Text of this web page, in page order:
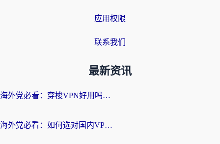
应用权限
联系我们
最新资讯
海外党必看：穿梭VPN好用吗？和云帆VPN对比哪个回国效果更好？附真实测评+避坑指南
海外党必看：如何选对国内VPN，实现无缝访问国内资源？